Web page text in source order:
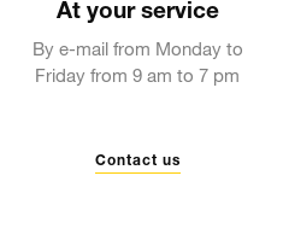
At your service
By e-mail from Monday to
Friday from 9 am to 7 pm
Contact us